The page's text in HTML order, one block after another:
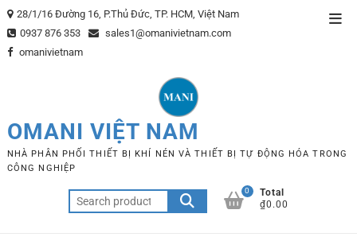
Skip
to
content
28/1/16 Đường 16, P.Thủ Đức, TP. HCM, Việt Nam
0937 876 353
sales1@omanivietnam.com
omanivietnam
OMANI VIỆT NAM
NHÀ PHÂN PHỐI THIẾT BỊ KHÍ NÉN VÀ THIẾT BỊ TỰ ĐỘNG HÓA TRONG
CÔNG NGHIỆP
Search
for:
0
Total
₫0.00